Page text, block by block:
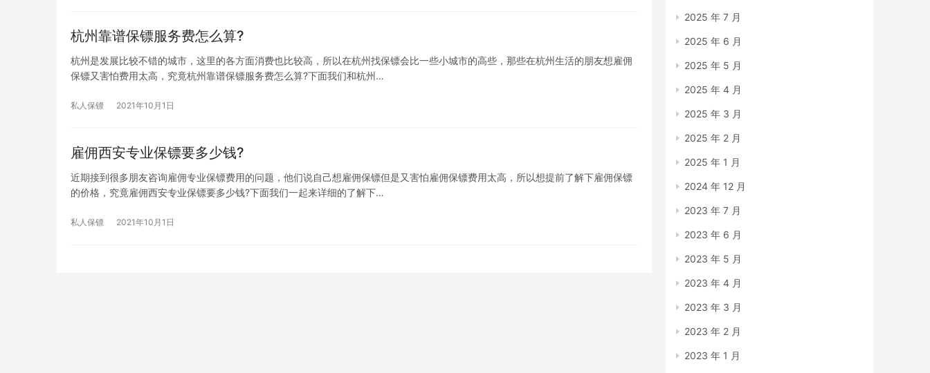
杭州靠谱保镖服务费怎么算?
杭州是发展比较不错的城市，这里的各方面消费也比较高，所以在杭州找保镖会比一些小城市的高些，那些在杭州生活的朋友想雇佣
保镖又害怕费用太高，究竟杭州靠谱保镖服务费怎么算?下面我们和杭州…
私人保镖 2021年10月1日
雇佣西安专业保镖要多少钱?
近期接到很多朋友咨询雇佣专业保镖费用的问题，他们说自己想雇佣保镖但是又害怕雇佣保镖费用太高，所以想提前了解下雇佣保镖
的价格，究竟雇佣西安专业保镖要多少钱?下面我们一起来详细的了解下…
私人保镖 2021年10月1日
2025 年 7 月
2025 年 6 月
2025 年 5 月
2025 年 4 月
2025 年 3 月
2025 年 2 月
2025 年 1 月
2024 年 12 月
2023 年 7 月
2023 年 6 月
2023 年 5 月
2023 年 4 月
2023 年 3 月
2023 年 2 月
2023 年 1 月